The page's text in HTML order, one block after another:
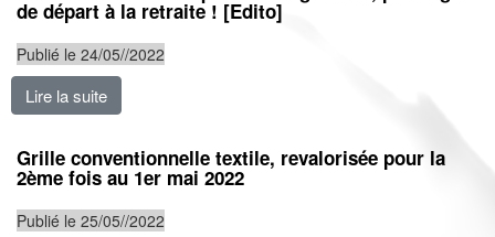
de départ à la retraite ! [Edito]
Publié le 24/05//2022
Lire la suite
Grille conventionnelle textile, revalorisée pour la
2ème fois au 1er mai 2022
Publié le 25/05//2022